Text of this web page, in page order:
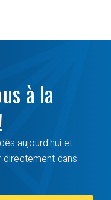
à la
aujourd'hui et
dans